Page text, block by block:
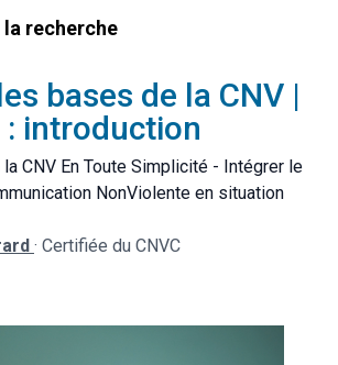
la recherche
bases de la CNV |
introduction
CNV En Toute Simplicité - Intégrer le
NonViolente en situation
· Certifiée du CNVC